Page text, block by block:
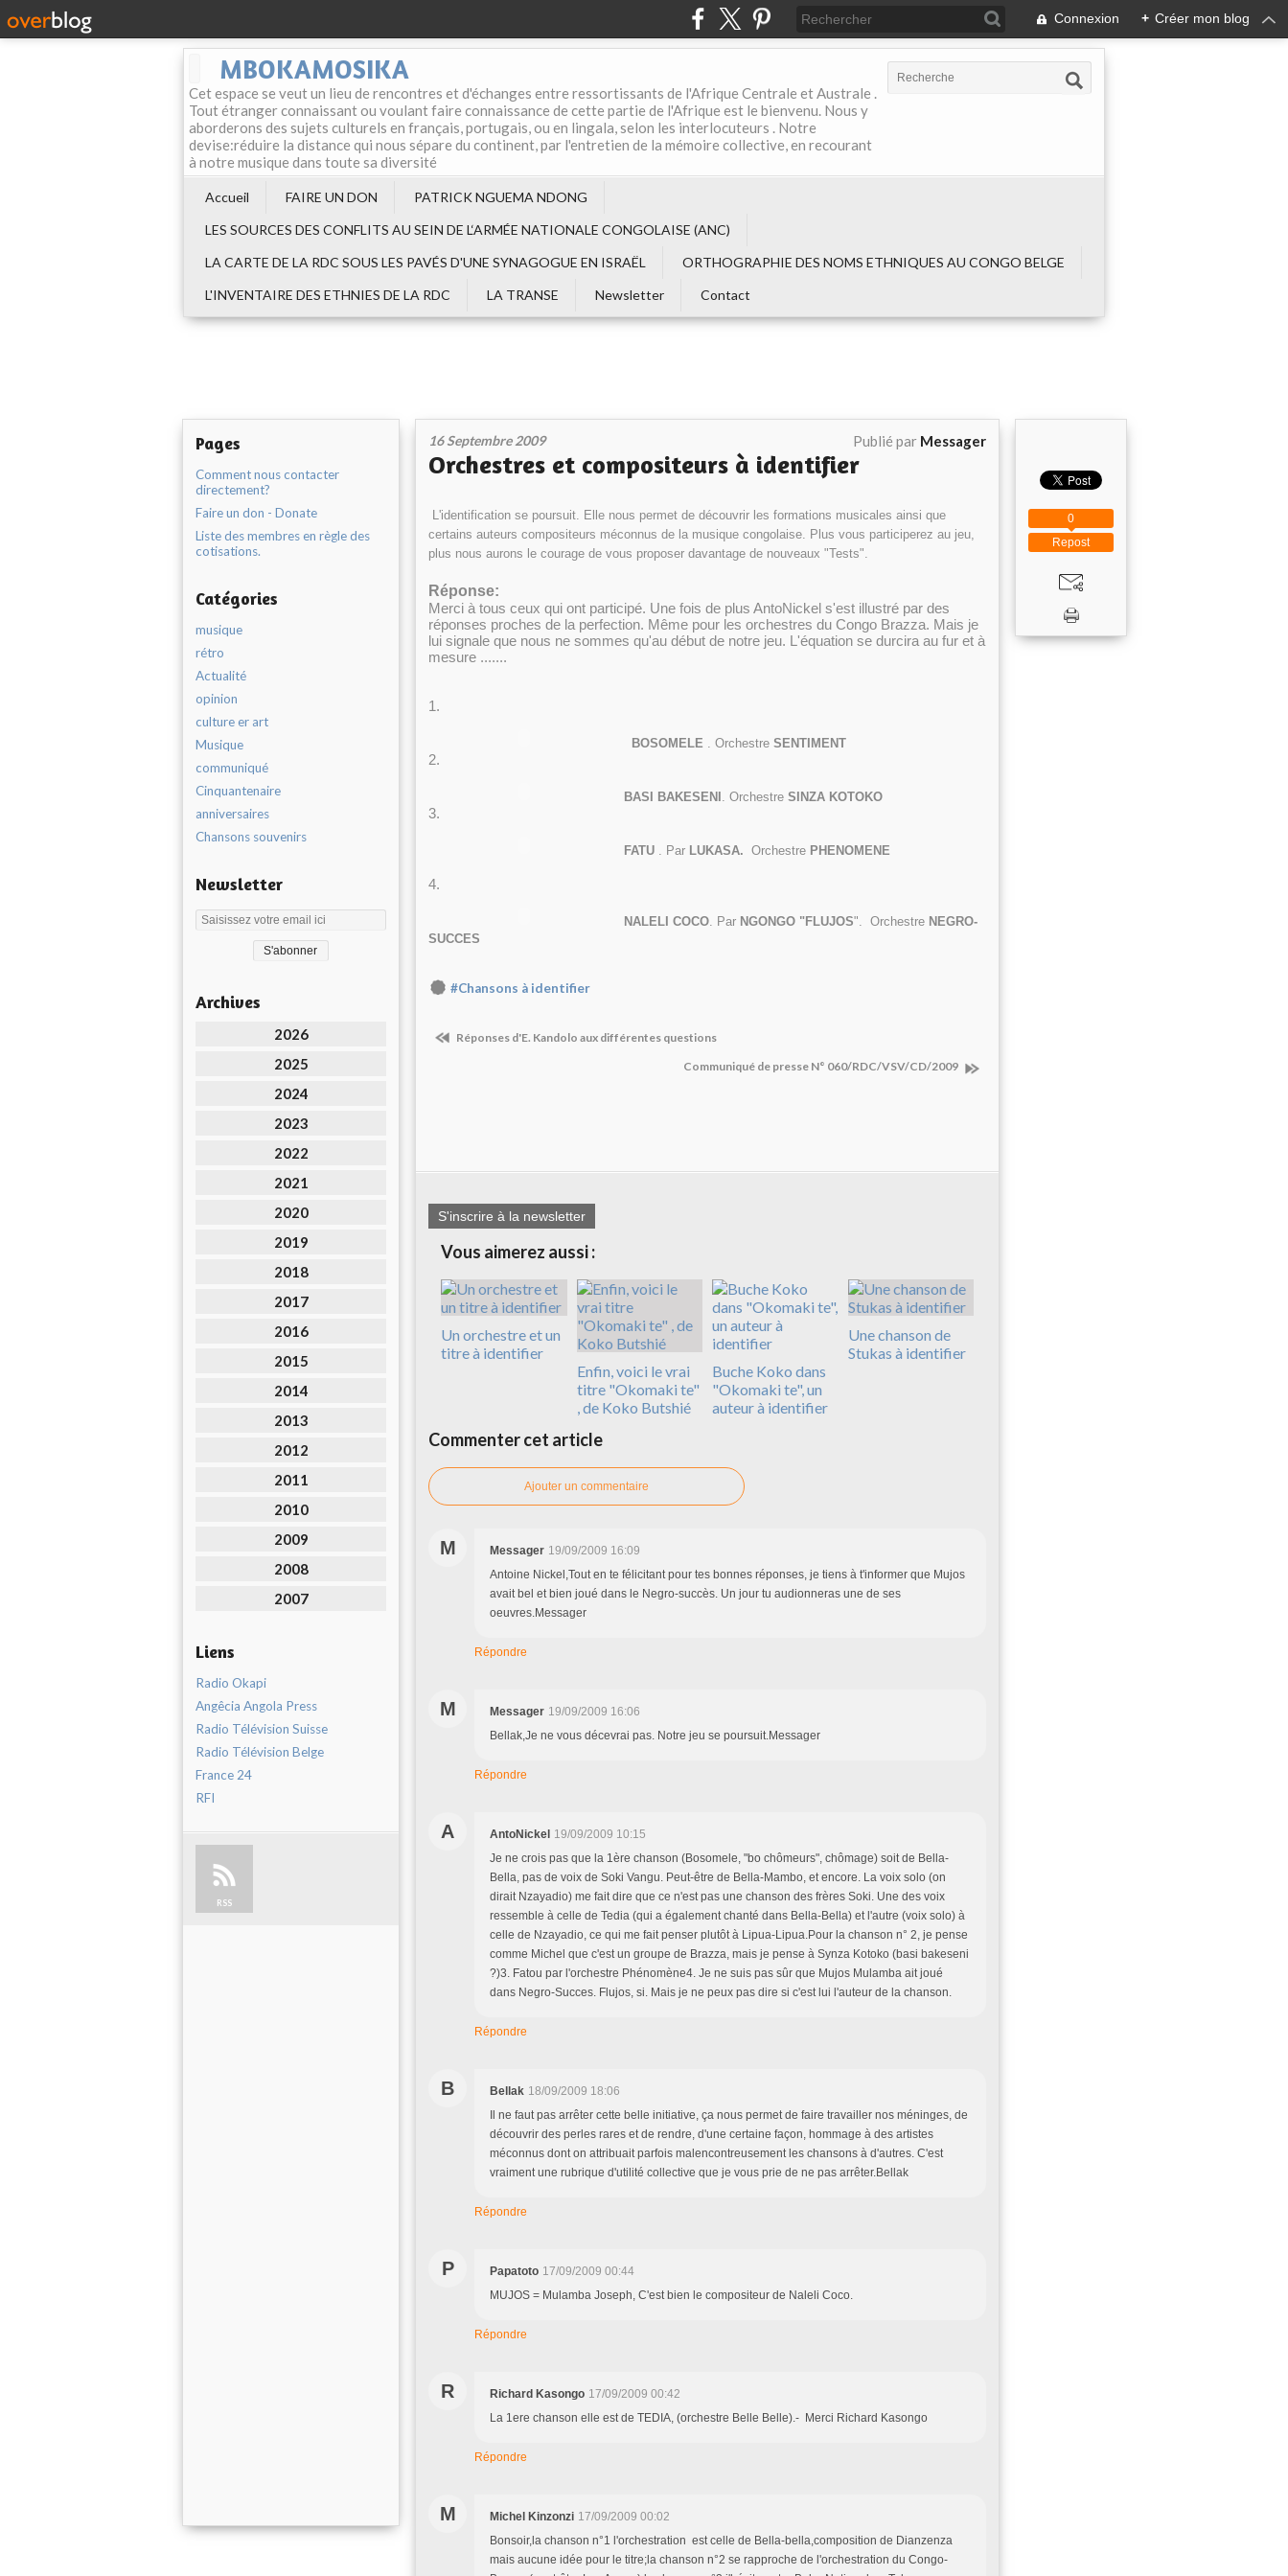
Connexion + Créer mon blog
MBOKAMOSIKA
Cet espace se veut un lieu de rencontres et d'échanges entre ressortissants de l'Afrique Centrale et Australe .
Tout étranger connaissant ou voulant faire connaissance de cette partie de l'Afrique est le bienvenu. Nous y
aborderons des sujets culturels en français, portugais, ou en lingala, selon les interlocuteurs . Notre
devise:réduire la distance qui nous sépare du continent, par l'entretien de la mémoire collective, en recourant
à notre musique dans toute sa diversité
Accueil FAIRE UN DON
PATRICK NGUEMA NDONG
LES SOURCES DES CONFLITS AU SEIN DE L‘ARMÉE NATIONALE CONGOLAISE (ANC)
LA CARTE DE LA RDC SOUS LES PAVÉS D'UNE SYNAGOGUE EN ISRAËL
ORTHOGRAPHIE DES NOMS ETHNIQUES AU CONGO BELGE
L'INVENTAIRE DES ETHNIES DE LA RDC
LA TRANSE Newsletter Contact
Pages
Comment nous contacter
directement?
Faire un don - Donate
Liste des membres en règle des
cotisations.
Catégories
musique
rétro
Actualité
opinion
culture er art
Musique
communiqué
Cinquantenaire
anniversaires
Chansons souvenirs
Newsletter
Archives
2026
2025
2024
2023
2022
2021
2020
2019
2018
2017
2016
2015
2014
2013
2012
2011
2010
2009
2008
2007
Liens
Radio Okapi
Angêcia Angola Press
Radio Télévision Suisse
Radio Télévision Belge
France 24
RFI
RSS
16 Septembre 2009 Publié par Messager
Orchestres et compositeurs à identifier
L'identification se poursuit. Elle nous permet de découvrir les formations musicales ainsi que
certains auteurs compositeurs méconnus de la musique congolaise. Plus vous participerez au jeu,
plus nous aurons le courage de vous proposer davantage de nouveaux "Tests".
Réponse:
Merci à tous ceux qui ont participé. Une fois de plus AntoNickel s'est illustré par des
réponses proches de la perfection. Même pour les orchestres du Congo Brazza. Mais je
lui signale que nous ne sommes qu'au début de notre jeu. L'équation se durcira au fur et à
mesure .......
1.
BOSOMELE . Orchestre SENTIMENT
2.
BASI BAKESENI . Orchestre SINZA KOTOKO
3.
FATU . Par LUKASA. Orchestre PHENOMENE
4.
NALELI COCO. Par NGONGO "FLUJOS". Orchestre NEGRO-
SUCCES
#Chansons à identifier
Réponses d'E. Kandolo aux différentes questions
Communiqué de presse N° 060/RDC/VSV/CD/2009
S'inscrire à la newsletter
Vous aimerez aussi :
Un orchestre et un
titre à identifier
Enfin, voici le vrai
titre "Okomaki te"
, de Koko Butshié
Buche Koko dans
"Okomaki te", un
auteur à identifier
Une chanson de
Stukas à identifier
Commenter cet article
Ajouter un commentaire
M Messager 19/09/2009 16:09
Antoine Nickel,Tout en te félicitant pour tes bonnes réponses, je tiens à t'informer que Mujos
avait bel et bien joué dans le Negro-succès. Un jour tu audionneras une de ses
oeuvres.Messager
Répondre
M Messager 19/09/2009 16:06
Bellak,Je ne vous décevrai pas. Notre jeu se poursuit.Messager
Répondre
A AntoNickel 19/09/2009 10:15
Je ne crois pas que la 1ère chanson (Bosomele, "bo chômeurs", chômage) soit de Bella-
Bella, pas de voix de Soki Vangu. Peut-être de Bella-Mambo, et encore. La voix solo (on
dirait Nzayadio) me fait dire que ce n'est pas une chanson des frères Soki. Une des voix
ressemble à celle de Tedia (qui a également chanté dans Bella-Bella) et l'autre (voix solo) à
celle de Nzayadio, ce qui me fait penser plutôt à Lipua-Lipua.Pour la chanson n° 2, je pense
comme Michel que c'est un groupe de Brazza, mais je pense à Synza Kotoko (basi bakeseni
?)3. Fatou par l'orchestre Phénomène4. Je ne suis pas sûr que Mujos Mulamba ait joué
dans Negro-Succes. Flujos, si. Mais je ne peux pas dire si c'est lui l'auteur de la chanson.
Répondre
B Bellak 18/09/2009 18:06
Il ne faut pas arrêter cette belle initiative, ça nous permet de faire travailler nos méninges, de
découvrir des perles rares et de rendre, d'une certaine façon, hommage à des artistes
méconnus dont on attribuait parfois malencontreusement les chansons à d'autres. C'est
vraiment une rubrique d'utilité collective que je vous prie de ne pas arrêter.Bellak
Répondre
P Papatoto 17/09/2009 00:44
MUJOS = Mulamba Joseph, C'est bien le compositeur de Naleli Coco.
Répondre
R Richard Kasongo 17/09/2009 00:42
La 1ere chanson elle est de TEDIA, (orchestre Belle Belle).- Merci Richard Kasongo
Répondre
M Michel Kinzonzi 17/09/2009 00:02
Bonsoir,la chanson n°1 l'orchestration est celle de Bella-bella,composition de Dianzenza
mais aucune idée pour le titre;la chanson n°2 se rapproche de l'orchestration du Congo-
Repost
0